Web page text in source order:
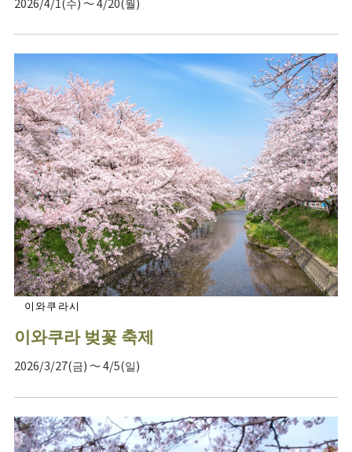
이와쿠라시
이와쿠라 벚꽃 축제
2026/3/27(금) ～ 4/5(일)